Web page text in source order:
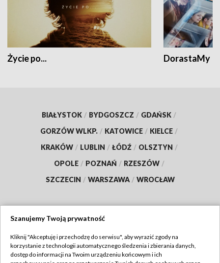
Życie po... DorastaMy
BIAŁYSTOK / BYDGOSZCZ / GDAŃSK /
GORZÓW WLKP. / KATOWICE / KIELCE /
KRAKÓW / LUBLIN / ŁÓDŹ / OLSZTYN /
OPOLE / POZNAŃ / RZESZÓW /
SZCZECIN / WARSZAWA / WROCŁAW
TVP
Szanujemy Twoją prywatność
Kliknij "Akceptuję i przechodzę do serwisu", aby wyrazić zgody na
korzystanie z technologii automatycznego śledzenia i zbierania danych,
dostęp do informacji na Twoim urządzeniu końcowym i ich